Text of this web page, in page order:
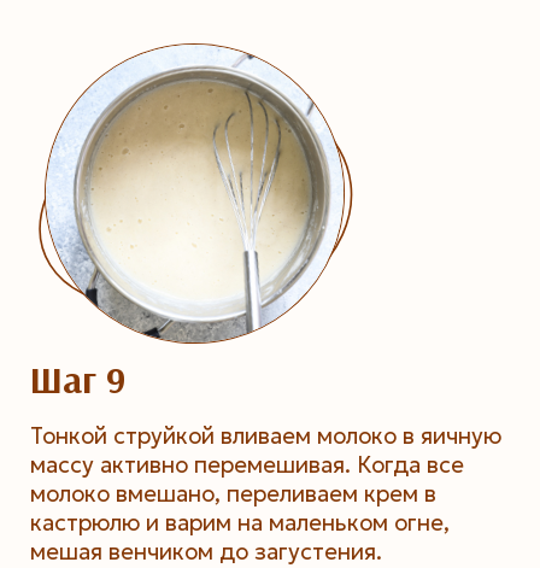
Шаг 9
Тонкой струйкой вливаем молоко в яичную
массу активно перемешивая. Когда все
молоко вмешано, переливаем крем в
кастрюлю и варим на маленьком огне,
мешая венчиком до загустения.